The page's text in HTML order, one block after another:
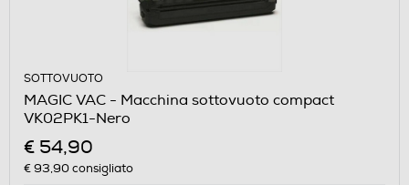
SOTTOVUOTO
MAGIC VAC - Macchina sottovuoto compact
VK02PK1-Nero
€ 54,90
€ 93,90consigliato